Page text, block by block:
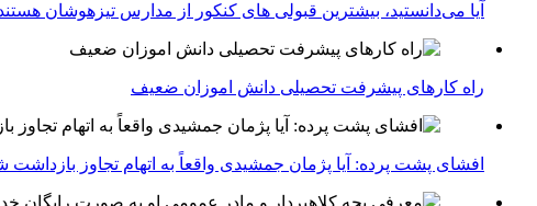
آیا می‌دانستید، بیشترین قبولی های کنکور از مدارس تیزهوشان
راه کارهای پیشرفت تحصیلی دانش اموزان ضعیف
افشای پشت پرده: آیا پژمان جمشیدی واقعاً به اتهام تجاوز